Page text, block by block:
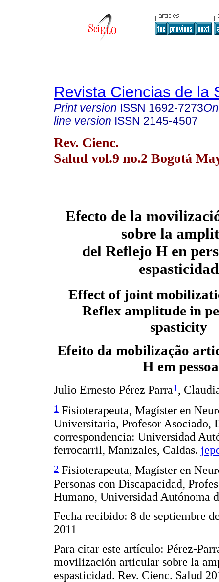
Revista Ciencias de la
Print version ISSN 1692-7273
line version ISSN 2145-4507
Rev. Cienc.
Salud vol.9 no.2 Bogotá
Efecto de la
sobre la
del Reflejo H en
espasticidad
Effect of joint
Reflex amplitude in
spasticity
Efeito da mobilização
H em
Julio Ernesto Pérez Parra1,
1 Fisioterapeuta, Magíster en
Universitaria, Profesor
correspondencia: Universidad
ferrocarril, Manizales, Caldas.
2 Fisioterapeuta, Magíster en
Personas con Discapacidad,
Humano, Universidad Autónoma
Fecha recibido: 8 de septiembre
2011
Para citar este artículo: Pérez-
movilización articular sobre la
espasticidad. Rev. Cienc. Salud